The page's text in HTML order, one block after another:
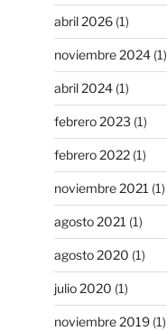
abril 2026(1)
noviembre 2024(1)
abril 2024(1)
febrero 2023 (1)
febrero 2022(1)
noviembre 2021 (1)
agosto 2021 (1)
agosto 2020 (1)
julio 2020 (1)
noviembre 2019(1)